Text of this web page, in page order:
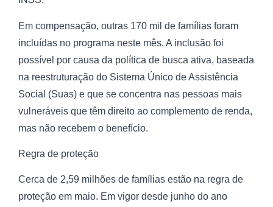
Em compensação, outras 170 mil de famílias foram
incluídas no programa neste mês. A inclusão foi
possível por causa da política de busca ativa, baseada
na reestruturação do Sistema Único de Assistência
Social (Suas) e que se concentra nas pessoas mais
vulneráveis que têm direito ao complemento de renda,
mas não recebem o benefício.
Regra de proteção
Cerca de 2,59 milhões de famílias estão na regra de
proteção em maio. Em vigor desde junho do ano